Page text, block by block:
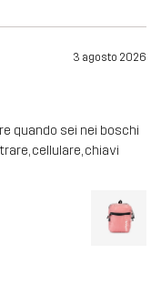
3 agosto 2026
quando sei nei boschi
cellulare, chiavi